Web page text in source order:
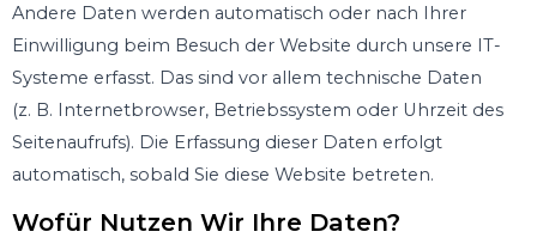
Andere Daten werden automatisch oder nach Ihrer
Einwilligung beim Besuch der Website durch unsere IT-
Systeme erfasst. Das sind vor allem technische Daten
(z. B. Internetbrowser, Betriebssystem oder Uhrzeit des
Seitenaufrufs). Die Erfassung dieser Daten erfolgt
automatisch, sobald Sie diese Website betreten.
Wofür Nutzen Wir Ihre Daten?